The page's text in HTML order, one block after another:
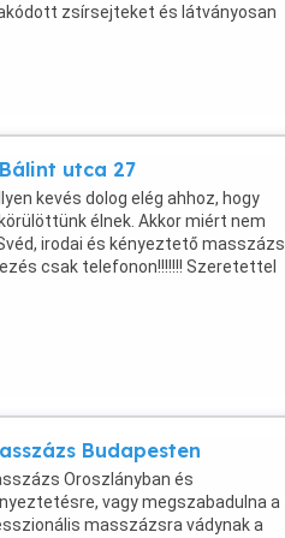
zsírsejteket és látványosan
(comb, ...
utca 27
kevés dolog elég ahhoz, hogy
élnek. Akkor miért nem
irodai és kényeztető
csak telefonon!!!!!!! Szeretettel
Budapesten
Oroszlányban és
vagy megszabadulna a
masszázsra vádynak a